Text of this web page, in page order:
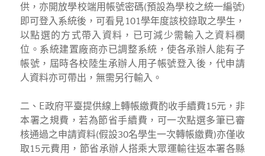
供，亦開放學校端用帳號密碼(預設為學校之統一編號)
即可登入系統後，可看見101學年度該校錄取之學生，
以點選的方式帶入資料，已可減少需輸入之資料欄
位。系統建置廠商亦已調整系統，使各承辦人能有子
帳號，屆時各校陸生承辦人用子帳號登入後，代申請
人資料亦可帶出，無需另行輸入。
二、E政府平臺提供線上轉帳繳費酌收手續費15元，非
本署之規費，若為節省手續費，可一次點選多筆已審
核通過之申請資料(假設30名學生一次轉帳繳費)亦僅收
取15元費用，節省承辦人搭乘大眾運輸往返本署各縣